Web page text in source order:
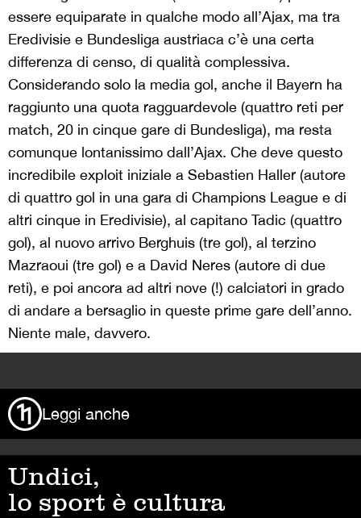
essere equiparate in qualche modo all’Ajax, ma tra
Eredivisie e Bundesliga austriaca c’è una certa
differenza di censo, di qualità complessiva.
Considerando solo la media gol, anche il Bayern ha
raggiunto una quota ragguardevole (quattro reti per
match, 20 in cinque gare di Bundesliga), ma resta
comunque lontanissimo dall’Ajax. Che deve questo
incredibile exploit iniziale a Sebastien Haller (autore
di quattro gol in una gara di Champions League e di
altri cinque in Eredivisie), al capitano Tadic (quattro
gol), al nuovo arrivo Berghuis (tre gol), al terzino
Mazraoui (tre gol) e a David Neres (autore di due
reti), e poi ancora ad altri nove (!) calciatori in grado
di andare a bersaglio in queste prime gare dell’anno.
Niente male, davvero.
Leggi anche
Undici,
lo sport è cultura